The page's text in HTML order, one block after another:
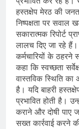
हस्तक्षेप मेरठ की
निष्पक्षता पर सवाल
सकारात्मक रिपोर्ट
लालच दिए जा रहे
कर्मचारियों के ठहरने
कहा कि स्वच्छता
वास्तविक स्थिति
है। यदि बाहरी
प्रभावित होती है।
कराने और दोषी पाए
सख्त कार्रवाई करने